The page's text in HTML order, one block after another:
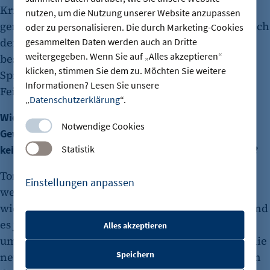
nutzen, um die Nutzung unserer Website anzupassen
oder zu personalisieren. Die durch Marketing-Cookies
gesammelten Daten werden auch an Dritte
weitergegeben. Wenn Sie auf „Alles akzeptieren“
klicken, stimmen Sie dem zu. Möchten Sie weitere
Informationen? Lesen Sie unsere
„Datenschutzerklärung“.
Notwendige Cookies
Statistik
Einstellungen anpassen
etracker Sitzungs-Cookie
Alles akzeptieren
Speichern
Kriterienkatalog nachdenken, in dem generell
geregelt ist, wo Berlin Schwerpunkte setzen will. Ich
denke, das könnte Prozesse vereinfachen und
beschleunigen. Es muss aber unbedingt auch
Spielräume für eine standortbezogene
Feinjustierung geben.
Wie sehen Sie die Perspektiven für die
Gewerbeflächenentwicklung in Berlin? Werden bald
keine Ansiedlungen im Stadtgebiet mehr möglich sein?
Torsten Wiemken: Nein, die Produktionsformen
werden sich immer wieder verändern und damit
wieder Flächen frei werden lassen. Auch heute sind
es ja kaum Grün- oder Ackerflächen, die
umgewandelt werden. Üblicherweise entstehen die
neuen Gewerbegebiete dort, wo auch früher schon